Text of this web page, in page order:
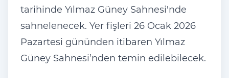
tarihinde Yılmaz Güney Sahnesi'nde
sahnelenecek. Yer fis ̧leri 26 Ocak 2026
Pazartesi gününden itibaren Yılmaz
Güney Sahnesi’nden temin edilebilecek.